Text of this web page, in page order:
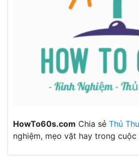
HowTo60s.com Chia sẻ Thủ
nghiệm, mẹo vặt hay trong